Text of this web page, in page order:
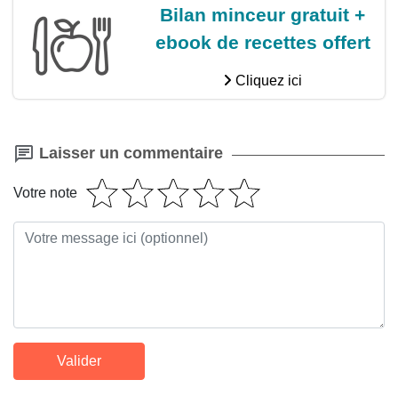
Bilan minceur gratuit +
ebook de recettes offert
Cliquez ici
Laisser un commentaire
Votre note